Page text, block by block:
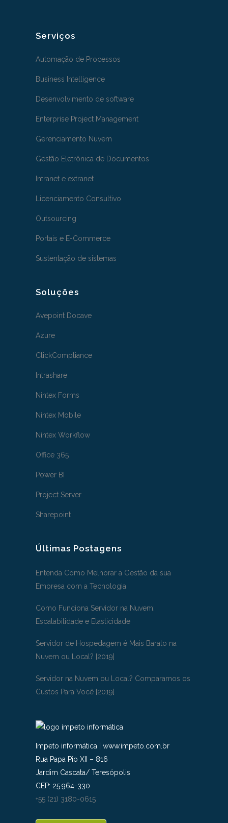
Serviços
Automação de Processos
Business Intelligence
Desenvolvimento de software
Enterprise Project Management
Gerenciamento Nuvem
Gestão Eletrônica de Documentos
Intranet e extranet
Licenciamento Consultivo
Outsourcing
Portais e E-Commerce
Sustentação de sistemas
Soluções
Avepoint Docave
Azure
ClickCompliance
Intrashare
Nintex Forms
Nintex Mobile
Nintex Workflow
Office 365
Power BI
Project Server
Sharepoint
Últimas Postagens
Entenda Como Melhorar a Gestão da sua
Empresa com a Tecnologia
Como Funciona Servidor na Nuvem:
Escalabilidade e Elasticidade
Servidor de Hospedagem é Mais Barato na
Nuvem ou Local? [2019]
Servidor na Nuvem ou Local? Comparamos os
Custos Para Você [2019]
Impeto informática
www.impeto.com.br
Rua Papa Pio XII – 816
Jardim Cascata/ Teresópolis
CEP: 25.964-330
+55 (21) 3180-0615